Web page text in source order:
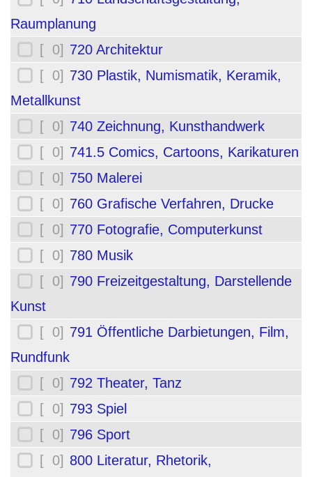
Raumplanung
[ 0] 720 Architektur
[ 0] 730 Plastik, Numismatik, Keramik,
Metallkunst
[ 0] 740 Zeichnung, Kunsthandwerk
[ 0] 741.5 Comics, Cartoons, Karikaturen
[ 0] 750 Malerei
[ 0] 760 Grafische Verfahren, Drucke
[ 0] 770 Fotografie, Computerkunst
[ 0] 780 Musik
[ 0] 790 Freizeitgestaltung, Darstellende
Kunst
[ 0] 791 Öffentliche Darbietungen, Film,
Rundfunk
[ 0] 792 Theater, Tanz
[ 0] 793 Spiel
[ 0] 796 Sport
[ 0] 800 Literatur, Rhetorik,